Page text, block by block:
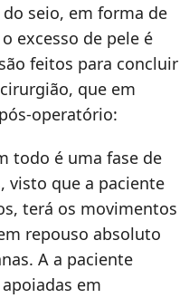
seio, em forma de
excesso de pele é
feitos para concluir
que em
operatório:
todo é uma fase de
visto que a paciente
terá os movimentos
repouso absoluto
A a paciente
em